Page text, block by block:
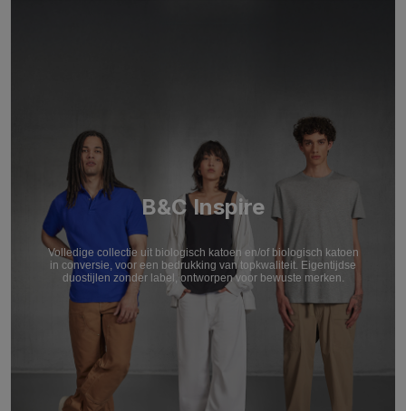
B&C Inspire
Volledige collectie uit biologisch katoen en/of biologisch katoen
in conversie, voor een bedrukking van topkwaliteit. Eigentijdse
duostijlen zonder label, ontworpen voor bewuste merken.